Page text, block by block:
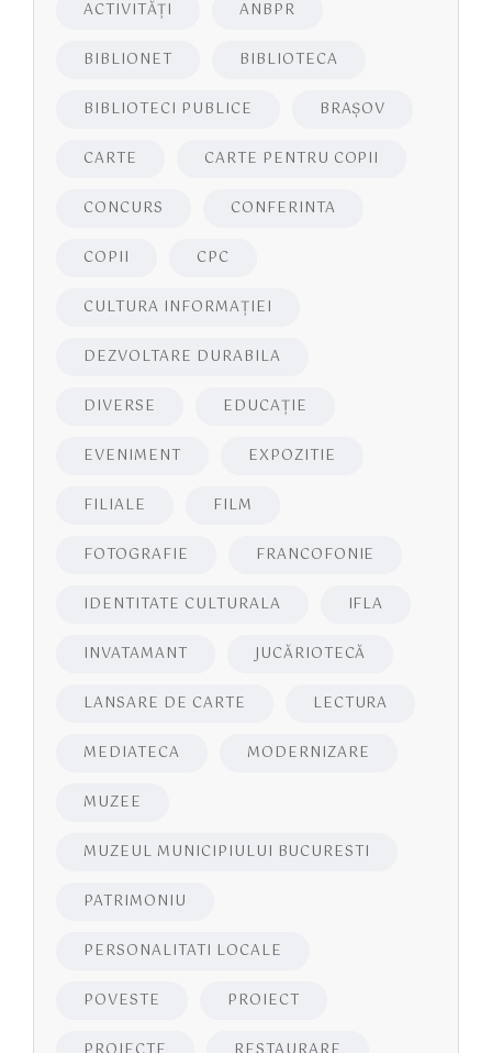
ACTIVITĂŢI ANBPR
BIBLIONET BIBLIOTECA
BIBLIOTECI PUBLICE BRAŞOV
CARTE CARTE PENTRU COPII
CONCURS CONFERINTA
COPII CPC
CULTURA INFORMAŢIEI
DEZVOLTARE DURABILA
DIVERSE EDUCAŢIE
EVENIMENT EXPOZITIE
FILIALE FILM
FOTOGRAFIE FRANCOFONIE
IDENTITATE CULTURALA IFLA
INVATAMANT JUCĂRIOTECĂ
LANSARE DE CARTE LECTURA
MEDIATECA MODERNIZARE
MUZEE
MUZEUL MUNICIPIULUI BUCURESTI
PATRIMONIU
PERSONALITATI LOCALE
POVESTE PROIECT